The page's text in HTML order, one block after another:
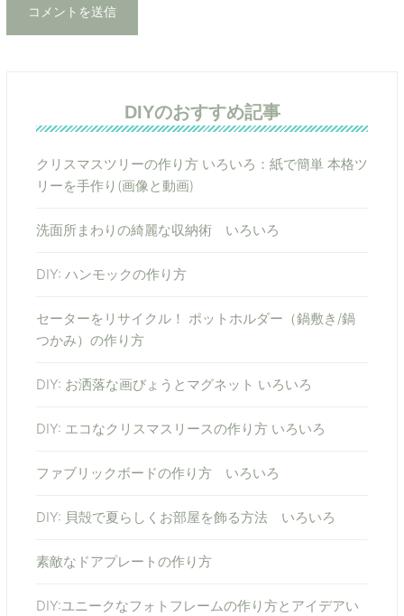
DIYのおすすめ記事
クリスマスツリーの作り方 いろいろ：紙で簡単 本格ツ
リーを手作り(画像と動画)
洗面所まわりの綺麗な収納術 いろいろ
DIY: ハンモックの作り方
セーターをリサイクル！ ポットホルダー（鍋敷き/鍋
つかみ）の作り方
DIY: お洒落な画びょうとマグネット いろいろ
DIY: エコなクリスマスリースの作り方 いろいろ
ファブリックボードの作り方 いろいろ
DIY: 貝殻で夏らしくお部屋を飾る方法 いろいろ
素敵なドアプレートの作り方
DIY:ユニークなフォトフレームの作り方とアイデアい